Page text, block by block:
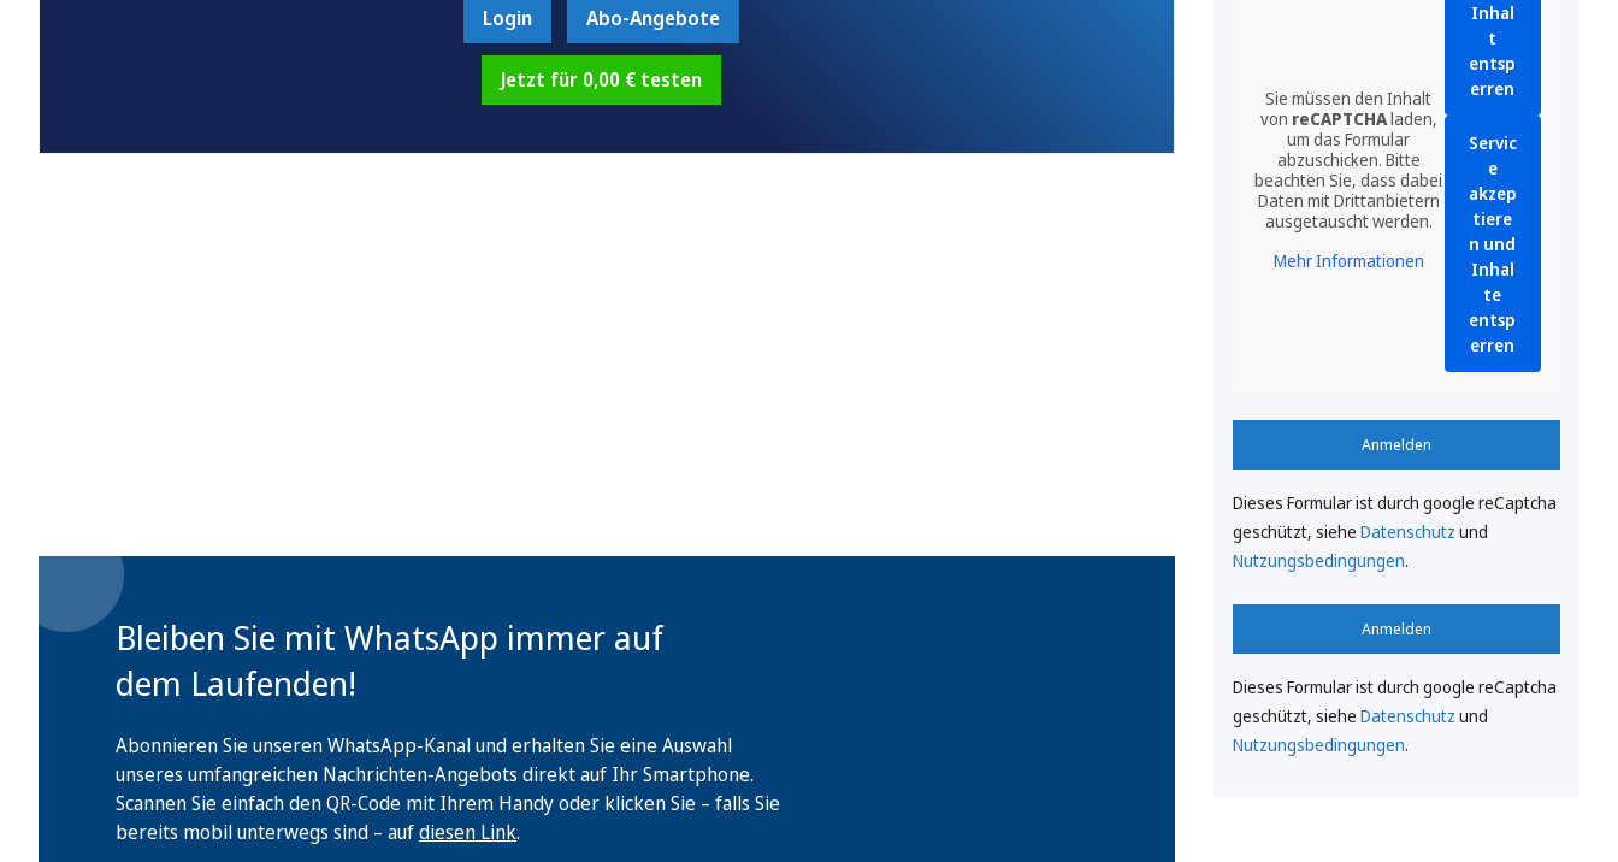
Login Abo-Angebote
Jetzt für 0,00 € testen
Bleiben Sie mit WhatsApp immer auf
dem Laufenden!
Abonnieren Sie unseren WhatsApp-Kanal und erhalten Sie eine Auswahl
unseres umfangreichen Nachrichten-Angebots direkt auf Ihr Smartphone.
Scannen Sie einfach den QR-Code mit Ihrem Handy oder klicken Sie – falls Sie
bereits mobil unterwegs sind – aufdiesen Link.
Sie müssen den Inhalt
von reCAPTCHAladen,
um das Formular
abzuschicken. Bitte
beachten Sie, dass dabei
Daten mit Drittanbietern
ausgetauscht werden.
Mehr Informationen
Inhal
t
entsp
erren
Servic
e
akzep
tiere
n und
Inhal
te
entsp
erren
Anmelden
Dieses Formular ist durch google reCaptcha
geschützt, siehe Datenschutz und
Nutzungsbedingungen.
Anmelden
Dieses Formular ist durch google reCaptcha
geschützt, siehe Datenschutz und
Nutzungsbedingungen.